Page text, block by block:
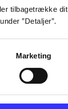
tilbagetrække dit
”Detaljer”.
Marketing